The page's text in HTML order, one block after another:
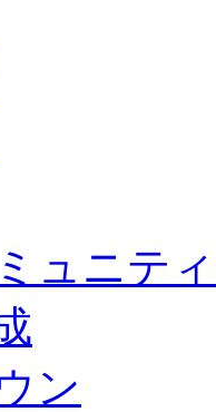
ーグ 2026/27シーズン「
ィ
舗）
）
ュニティ
ン